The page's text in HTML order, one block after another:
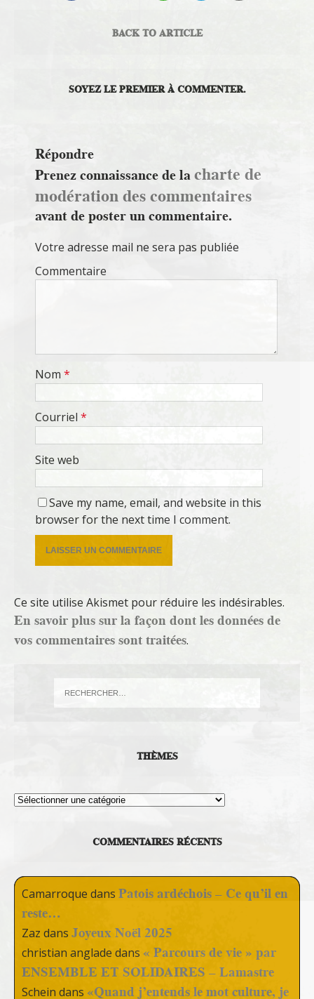
BACK TO ARTICLE
SOYEZ LE PREMIER À COMMENTER.
Répondre
Prenez connaissance de lacharte de
modération des commentaires
avant de poster un commentaire.
Votre adresse mail ne sera pas publiée
Commentaire
Nom *
Courriel *
Site web
Save my name, email, and website in this
browser for the next time I comment.
Ce site utilise Akismet pour réduire les indésirables.
En savoir plus sur la façon dont les données de
vos commentaires sont traitées.
THÈMES
Thèmes
COMMENTAIRES RÉCENTS
Camarroque dans Patois ardéchois – Ce qu’il en
reste…
Zaz dans Joyeux Noël 2025
christian anglade dans « Parcours de vie » par
ENSEMBLE ET SOLIDAIRES – Lamastre
Schein dans «Quand j’entends le mot culture, je